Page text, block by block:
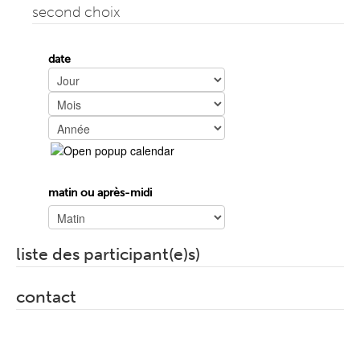
second choix
date
Jour
Mois
Année
matin ou après-midi
liste des participant(e)s)
contact